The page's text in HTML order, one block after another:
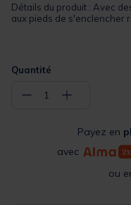
Détails du produit : Avec
aux pieds de s'enclencher r...
Quantité
− 1 +
Payez en
avec
ou